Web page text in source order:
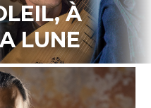
À
LUNE